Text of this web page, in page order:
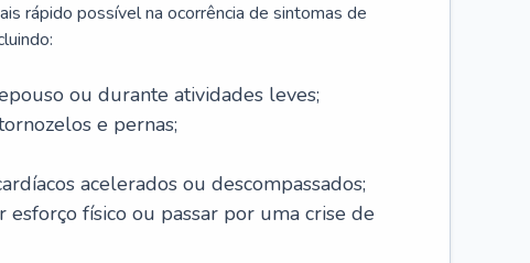
rápido possível na ocorrência de sintomas de
ou durante atividades leves;
e pernas;
acelerados ou descompassados;
físico ou passar por uma crise de